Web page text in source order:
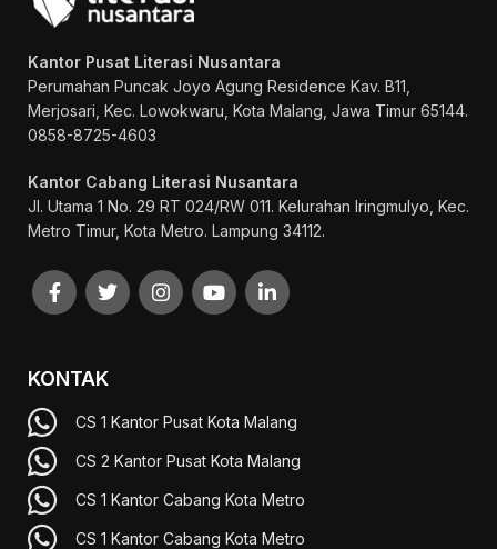
Kantor Pusat Literasi Nusantara
Perumahan Puncak Joyo Agung Residence Kav. B11,
Merjosari, Kec. Lowokwaru, Kota Malang, Jawa Timur 65144.
0858-8725-4603
Kantor Cabang Literasi Nusantara
Jl. Utama 1 No. 29 RT 024/RW 011. Kelurahan Iringmulyo, Kec.
Metro Timur, Kota Metro. Lampung 34112.
KONTAK
CS 1 Kantor Pusat Kota Malang
CS 2 Kantor Pusat Kota Malang
CS 1 Kantor Cabang Kota Metro
CS 1 Kantor Cabang Kota Metro